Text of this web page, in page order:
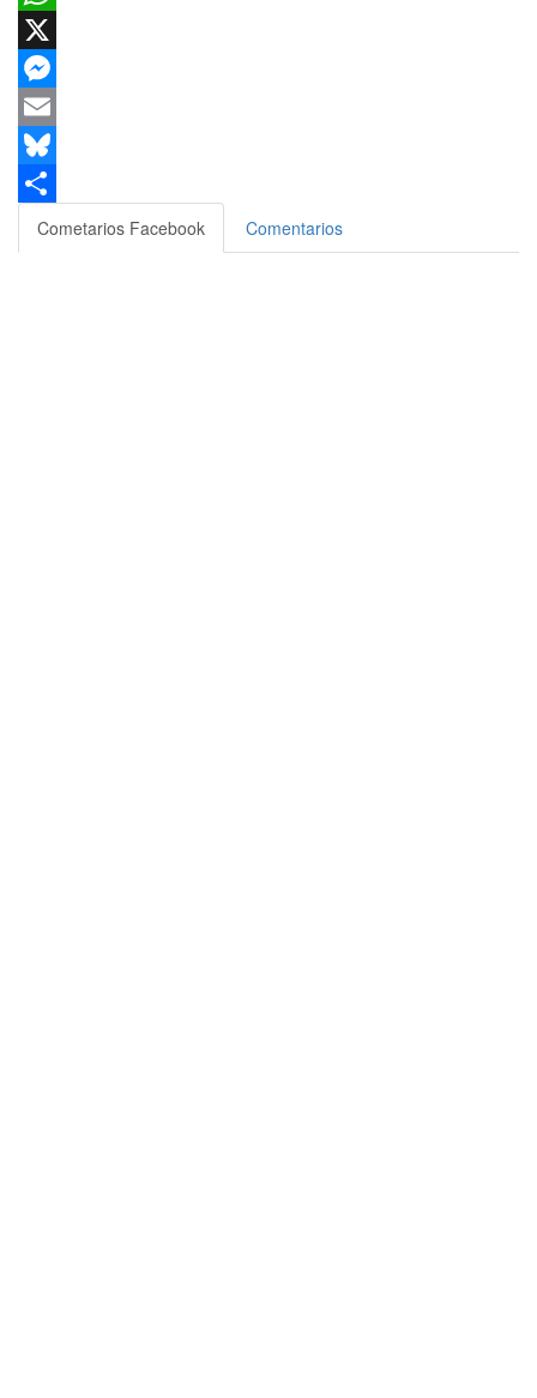
WhatsApp
X
Messenger
Email
Bluesky
Compartir
Cometarios Facebook Comentarios